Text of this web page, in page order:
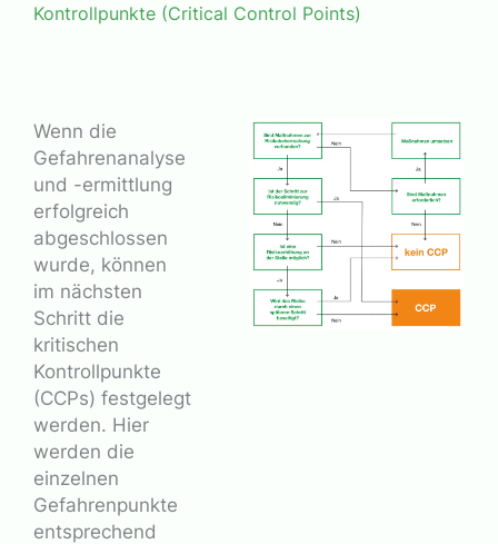
Kontrollpunkte (Critical Control Points)
Wenn die
Gefahrenanalyse
und -ermittlung
erfolgreich
abgeschlossen
wurde, können
im nächsten
Schritt die
kritischen
Kontrollpunkte
(CCPs) festgelegt
werden. Hier
werden die
einzelnen
Gefahrenpunkte
entsprechend